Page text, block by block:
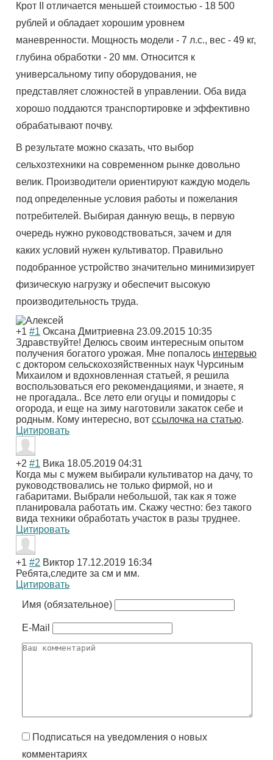
Крот II отличается меньшей стоимостью - 18 500
рублей и обладает хорошим уровнем
маневренности. Мощность модели - 7 л.с., вес - 49 кг,
глубина обработки - 20 мм. Относится к
универсальному типу оборудования, не
представляет сложностей в управлении. Оба вида
хорошо поддаются транспортировке и эффективно
обрабатывают почву.
В результате можно сказать, что выбор
сельхозтехники на современном рынке довольно
велик. Производители ориентируют каждую модель
под определенные условия работы и пожелания
потребителей. Выбирая данную вещь, в первую
очередь нужно руководствоваться, зачем и для
каких условий нужен культиватор. Правильно
подобранное устройство значительно минимизирует
физическую нагрузку и обеспечит высокую
производительность труда.
+1 #1 Оксана Дмитриевна 23.09.2015 10:35
Здравствуйте! Делюсь своим интересным опытом
получения богатого урожая. Мне попалось интервью
с доктором сельскохозяйственных наук Чурсиным
Михаилом и вдохновленная статьей, я решила
воспользоваться его рекомендациями, и знаете, я
не прогадала.. Все лето ели огуцы и помидоры с
огорода, и еще на зиму наготовили закаток себе и
родным. Кому интересно, вотссылочка на статью.
Цитировать
+2 #1 Вика 18.05.2019 04:31
Когда мы с мужем выбирали культиватор на дачу, то
руководствовались не только фирмой, но и
габаритами. Выбрали небольшой, так как я тоже
планировала работать им. Скажу честно: без такого
вида техники обработать участок в разы труднее.
Цитировать
+1 #2 Виктор 17.12.2019 16:34
Ребята,следите за см и мм.
Цитировать
Имя (обязательное)
E-Mail
Подписаться на уведомления о новых
комментариях